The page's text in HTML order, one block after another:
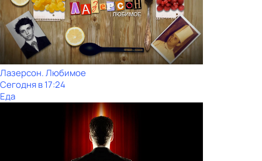
Лазерсон. Любимое
Сегодня в 17:24
Еда